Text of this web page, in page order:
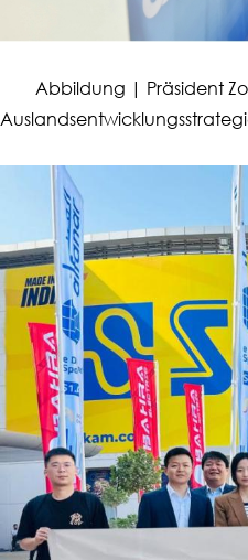
Abbildung | Präsident Zou